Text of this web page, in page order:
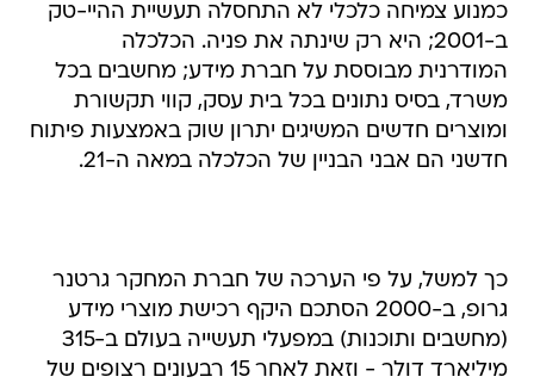
כמנוע צמיחה כלכלי לא התחסלה תעשיית ההיי-טק
ב-2001; היא רק שינתה את פניה. הכלכלה
המודרנית מבוססת על חברת מידע; מחשבים בכל
משרד, בסיס נתונים בכל בית עסק, קווי תקשורת
ומוצרים חדשים המשיגים יתרון שוק באמצעות פיתוח
חדשני הם אבני הבניין של הכלכלה במאה ה-21.
כך למשל, על פי הערכה של חברת המחקר גרטנר
גרופ, ב-2000 הסתכם היקף רכישת מוצרי מידע
(מחשבים ותוכנות) במפעלי תעשייה בעולם ב-315
מיליארד דולר - וזאת לאחר 15 רבעונים רצופים של